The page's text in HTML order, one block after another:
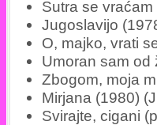
Sutra se
Jugoslavijo
O, majko, vrati
Umoran sam od
Zbogom, moja
Mirjana (1980)
Svirajte, cigani